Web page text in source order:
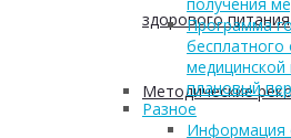
здорового питания
Методические
Программа
бесплатного
плановый
Разное
Информация